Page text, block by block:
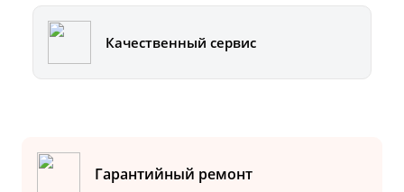
Качественный сервис
Гарантийный ремонт